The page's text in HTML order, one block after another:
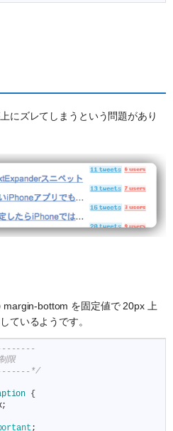
にズレてしまうという問題があり
bottom を固定値で 20px 上
ているようです。
限
*/
{
;
;